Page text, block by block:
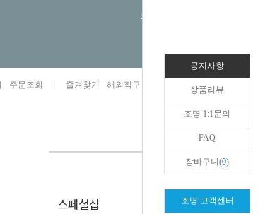
오늘하루 열지않음
주문조회 즐겨찾기 해외직구 1:1문의 카카오톡채널/상담
스페셜샵 리얼리뷰
공지사항
상품리뷰
조명 1:1문의
FAQ
장바구니(0)
조명 고객센터